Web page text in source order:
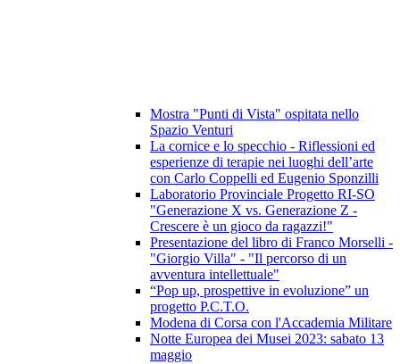
Mostra "Punti di Vista" ospitata nello
Spazio Venturi
La cornice e lo specchio - Riflessioni ed
esperienze di terapie nei luoghi dell’arte
con Carlo Coppelli ed Eugenio Sponzilli
Laboratorio Provinciale Progetto RI-SO
"Generazione X vs. Generazione Z -
Crescere è un gioco da ragazzi!"
Presentazione del libro di Franco Morselli -
"Giorgio Villa" - "Il percorso di un
avventura intellettuale"
“Pop up, prospettive in evoluzione” un
progetto P.C.T.O.
Modena di Corsa con l'Accademia Militare
Notte Europea dei Musei 2023: sabato 13
maggio